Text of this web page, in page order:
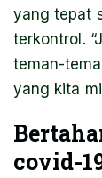
yang tepat
terkontrol.
teman-
yang kita
covid-